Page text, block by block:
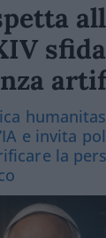
sfida
e invita
la